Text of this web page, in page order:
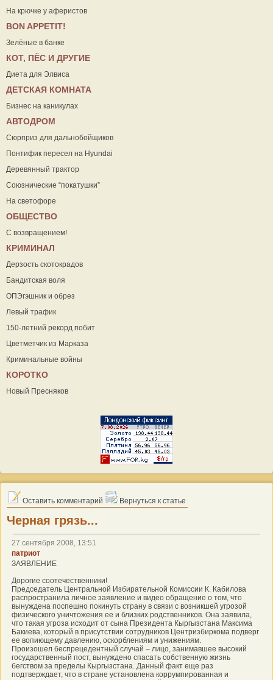
На крючке у аферистов
ВON APPETIT!
Зелёные в банке
КОТ, ПЁС И ДРУГИЕ
Диета для Элвиса
ДЕТСКАЯ КОМНАТА
Бизнес на каникулах
АВТОДРОМ
Сюрприз для дальнобойщиков
Понтифик пересел на Hyundai
Деревянный трактор
Союзнические “покатушки”
На светофоре
ОБЩЕСТВО
С возвращением!
КРИМИНАЛ
Дерзость скотокрадов
Бандитская воля
ОПЭгэшник и обрез
Левый трафик
150-летний рекорд побит
Цветметчик из Марказа
Криминальные войны
КОРОТКО
Новый Пресняков
Оставить комментарий Вернуться к статье
Черная грязь...
27 сентября 2008, 13:51
патриот
ЗАЯВЛЕНИЕ
Дорогие соотечественники!
Председатель Центральной Избирательной Комиссии К. Кабилова
распространила личное заявление и видео обращение о том, что
вынуждена поспешно покинуть страну в связи с возникшей угрозой
физического уничтожения ее и близких родственников. Она заявила,
что такая угроза исходит от сына Президента Кыргызстана Максима
Бакиева, который в присутствии сотрудников Центризбиркома подверг
ее вопиющему давлению, оскорблениям и унижениям.
Произошел беспрецедентный случай – лицо, занимавшее высокий
государственный пост, вынуждено спасать собственную жизнь
бегством за пределы Кыргызстана. Данный факт еще раз
подтверждает, что в стране установлена коррумпированная и